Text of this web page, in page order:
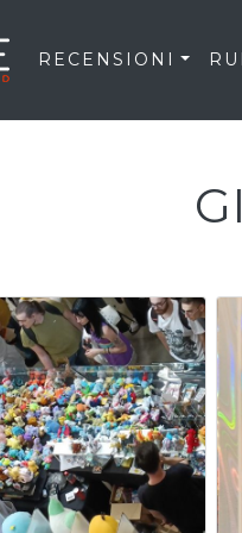
RECENSIONI